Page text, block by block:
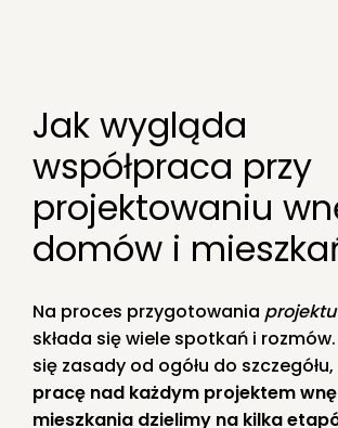
Jak wygląda
współpraca przy
projektowaniu
domów i
Na proces przygotowania
składa się wiele spotkań i
się zasady od ogółu do szczegółu,
pracę nad każdym projektem
mieszkania dzielimy na kilka